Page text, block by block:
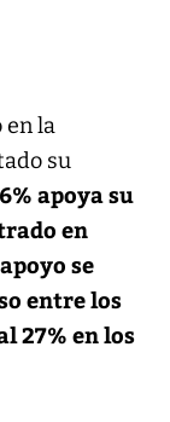
en la
su
apoya su
en
se
entre los
27% en los